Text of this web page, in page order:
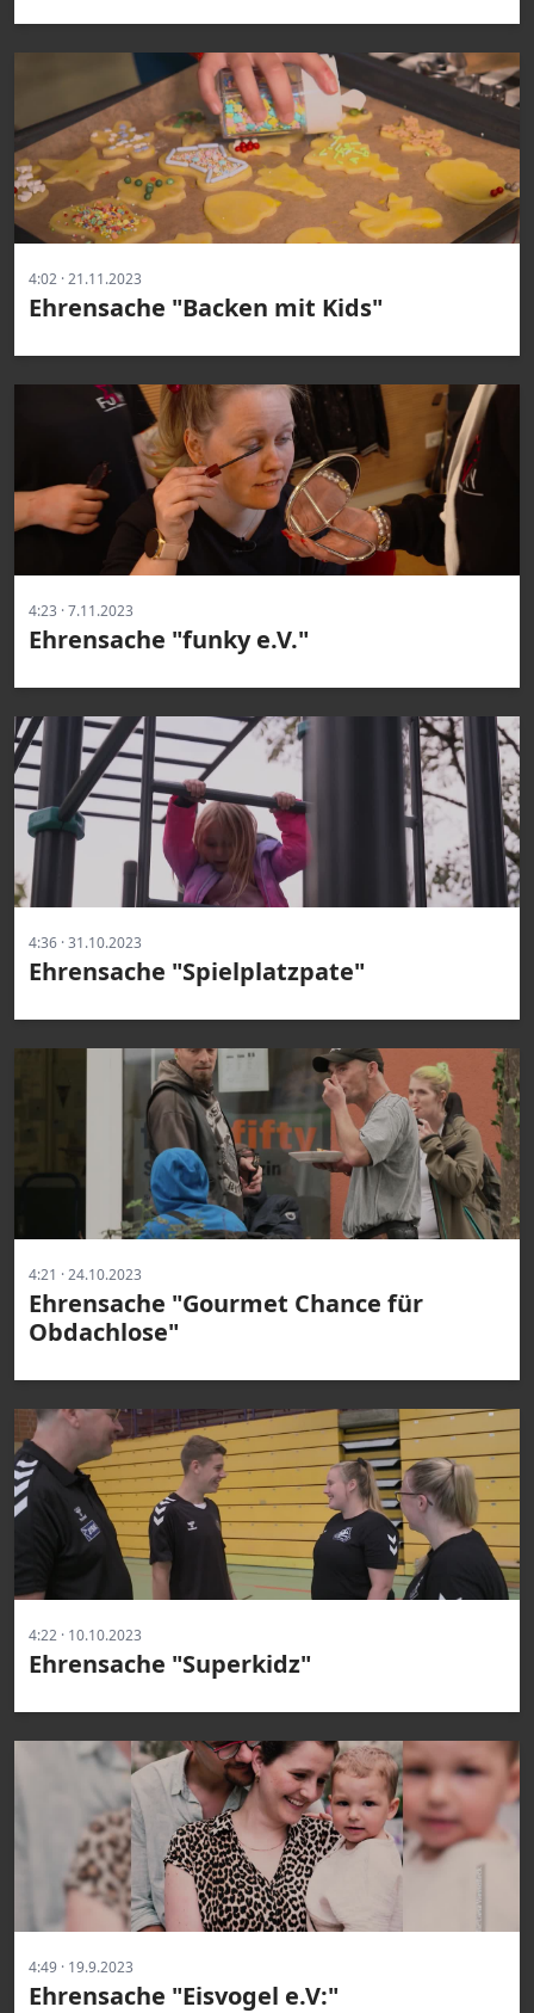
4:02 · 21.11.2023
Ehrensache "Backen mit Kids"
4:23 · 7.11.2023
Ehrensache "funky e.V."
4:36 · 31.10.2023
Ehrensache "Spielplatzpate"
4:21 · 24.10.2023
Ehrensache "Gourmet Chance für
Obdachlose"
4:22 · 10.10.2023
Ehrensache "Superkidz"
4:49 · 19.9.2023
Ehrensache "Eisvogel e.V:"